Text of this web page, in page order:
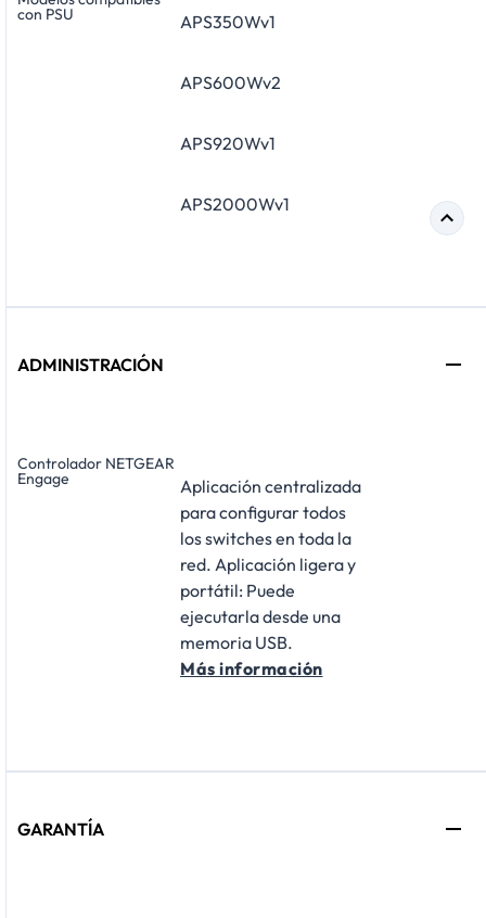
con PSU APS350Wv1
APS600Wv2
APS920Wv1
APS2000Wv1
ADMINISTRACIÓN
Controlador NETGEAR
Engage
Aplicación centralizada
para configurar todos
los switches en toda la
red. Aplicación ligera y
portátil: Puede
ejecutarla desde una
memoria USB.
Más información
GARANTÍA